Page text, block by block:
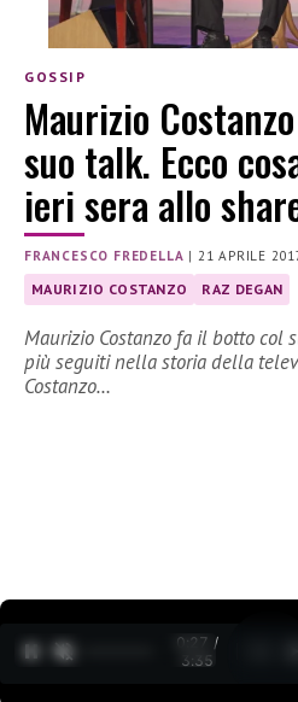
GOSSIP
Maurizio
suo talk. Ecco
ieri sera allo
FRANCESCO FREDELLA | 21 APRILE
MAURIZIO COSTANZO RAZ DEGAN
Maurizio Costanzo fa il botto col
più seguiti nella storia della
Costanzo…
0:27 /
3:35